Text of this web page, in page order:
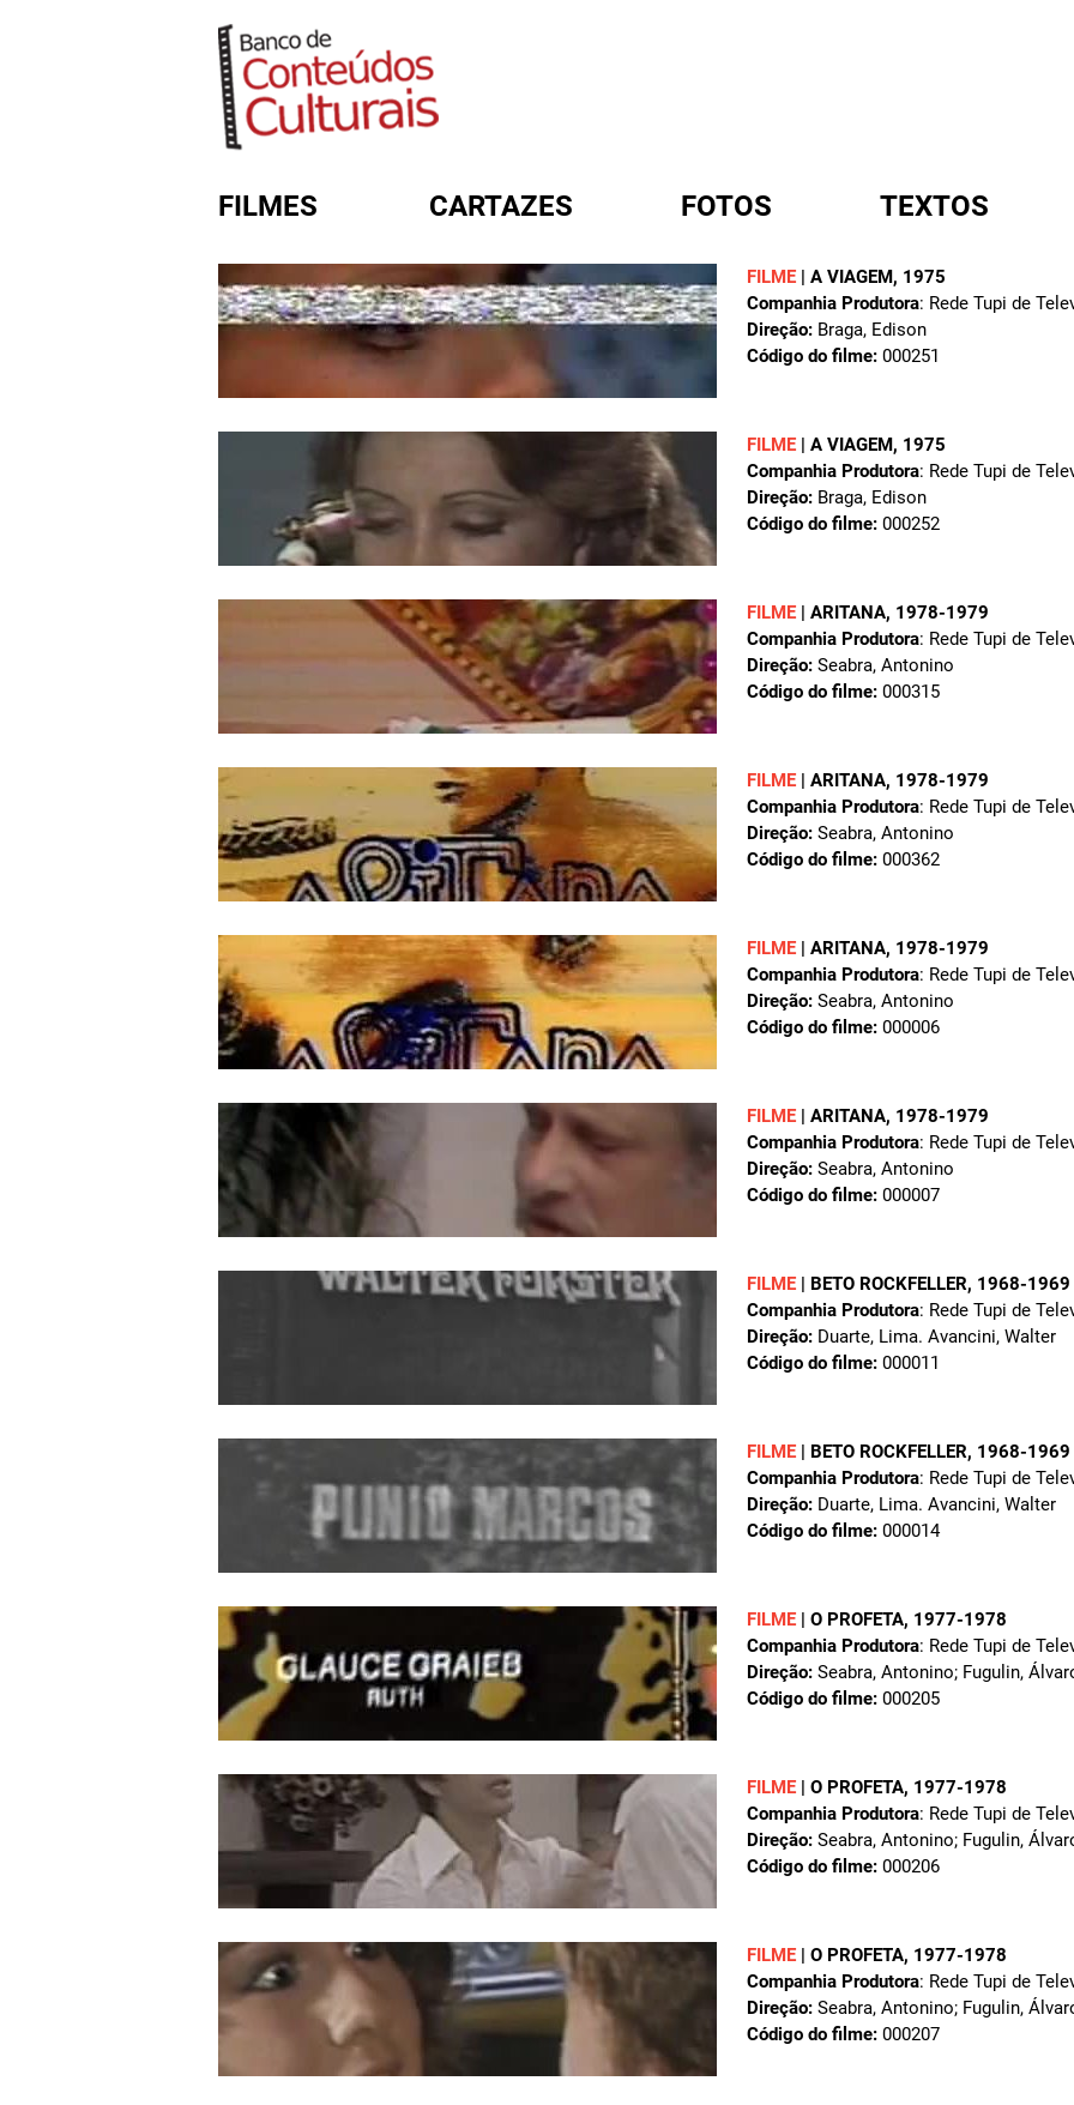
FILMES CARTAZES FOTOS TEXTOS
FILME | A VIAGEM, 1975
Companhia Produtora: Rede Tupi de
Direção: Braga, Edison
Código do filme: 000251
FILME | A VIAGEM, 1975
Companhia Produtora: Rede Tupi de
Direção: Braga, Edison
Código do filme: 000252
FILME | ARITANA, 1978-1979
Companhia Produtora: Rede Tupi de
Direção: Seabra, Antonino
Código do filme: 000315
FILME | ARITANA, 1978-1979
Companhia Produtora: Rede Tupi de
Direção: Seabra, Antonino
Código do filme: 000362
FILME | ARITANA, 1978-1979
Companhia Produtora: Rede Tupi de
Direção: Seabra, Antonino
Código do filme: 000006
FILME | ARITANA, 1978-1979
Companhia Produtora: Rede Tupi de
Direção: Seabra, Antonino
Código do filme: 000007
FILME | BETO ROCKFELLER, 1968-1969
Companhia Produtora: Rede Tupi de
Direção: Duarte, Lima. Avancini, Walter
Código do filme: 000011
FILME | BETO ROCKFELLER, 1968-1969
Companhia Produtora: Rede Tupi de
Direção: Duarte, Lima. Avancini, Walter
Código do filme: 000014
FILME | O PROFETA, 1977-1978
Companhia Produtora: Rede Tupi de
Direção: Seabra, Antonino; Fugulin,
Código do filme: 000205
FILME | O PROFETA, 1977-1978
Companhia Produtora: Rede Tupi de
Direção: Seabra, Antonino; Fugulin,
Código do filme: 000206
FILME | O PROFETA, 1977-1978
Companhia Produtora: Rede Tupi de
Direção: Seabra, Antonino; Fugulin,
Código do filme: 000207
FORMULÁRIO DE BUSCA